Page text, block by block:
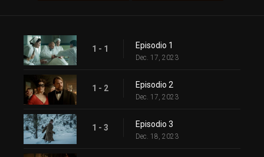
1 - 1 Episodio 1
Dec. 17, 2023
1 - 2 Episodio 2
Dec. 17, 2023
1 - 3 Episodio 3
Dec. 18, 2023